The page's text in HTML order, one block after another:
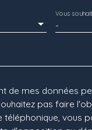
-
Vous
de mes données
pas faire
vous